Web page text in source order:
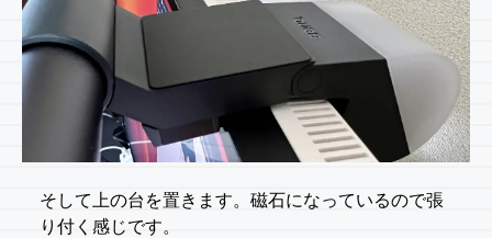
そして上の台を置きます。磁石になっているので張
り付く感じです。